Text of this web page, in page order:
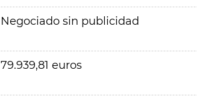
Negociado sin publicidad
79.939,81 euros